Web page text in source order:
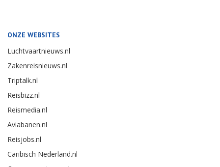
ONZE WEBSITES
Luchtvaartnieuws.nl
Zakenreisnieuws.nl
Triptalk.nl
Reisbizz.nl
Reismedia.nl
Aviabanen.nl
Reisjobs.nl
Caribisch Nederland.nl